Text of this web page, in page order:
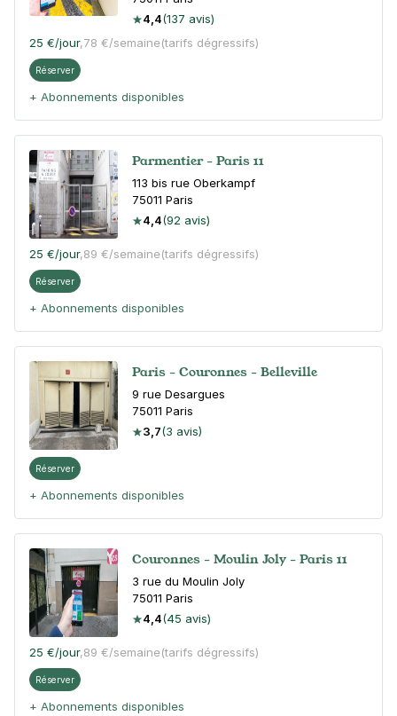
4,4(137 avis)
25 €/jour,78 €/semaine(tarifs dégressifs)
Réserver
+ Abonnements disponibles
Parmentier - Paris 11
113 bis rue Oberkampf
75011 Paris
4,4(92 avis)
25 €/jour,89 €/semaine(tarifs dégressifs)
Réserver
+ Abonnements disponibles
Paris - Couronnes - Belleville
9 rue Desargues
75011 Paris
3,7(3 avis)
Réserver
+ Abonnements disponibles
Couronnes - Moulin Joly - Paris 11
3 rue du Moulin Joly
75011 Paris
4,4(45 avis)
25 €/jour,89 €/semaine(tarifs dégressifs)
Réserver
+ Abonnements disponibles